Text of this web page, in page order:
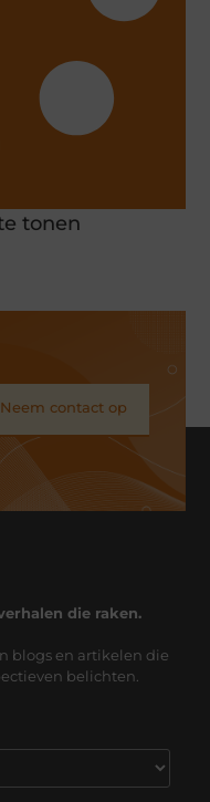
tonen
Neem contact op
die raken.
blogs en artikelen die
belichten.